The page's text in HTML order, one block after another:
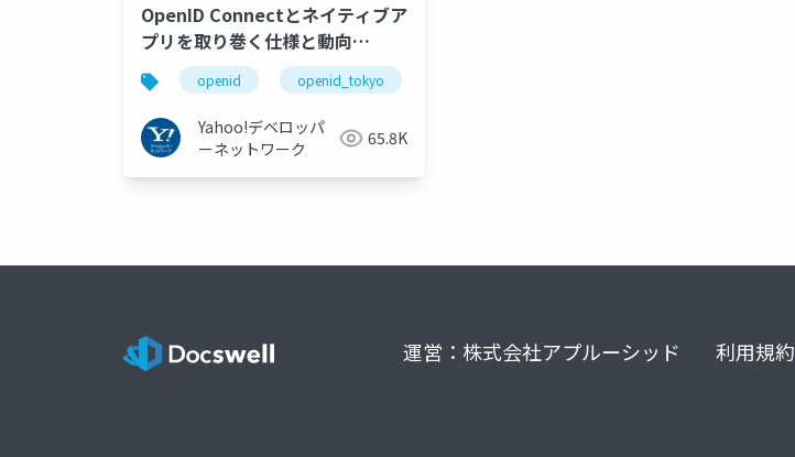
OpenID Connectとネイティブア
プリを取り巻く仕様と動向
Yahoo! JAPANの取り組み
#openid #openid_tokyo
openid openid_tokyo
Yahoo!デベロッパ
ーネットワーク
65.8K
運営：株式会社アプルーシッド 利用規約